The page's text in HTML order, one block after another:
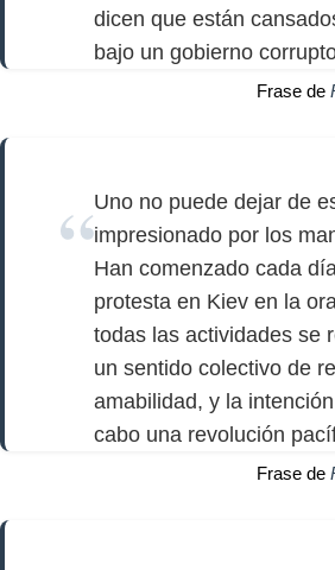
dicen que están
bajo un gobierno
Frase de
Uno no puede dejar de
impresionado por los
Han comenzado cada
protesta en Kiev en la
todas las actividades se
un sentido colectivo de
amabilidad, y la
cabo una revolución
Frase de